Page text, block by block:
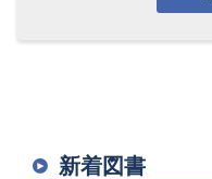
新着図書